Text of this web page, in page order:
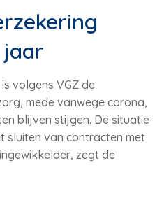
volgens VGZ de
mede vanwege corona,
blijven stijgen. De situatie
sluiten van contracten met
zegt de